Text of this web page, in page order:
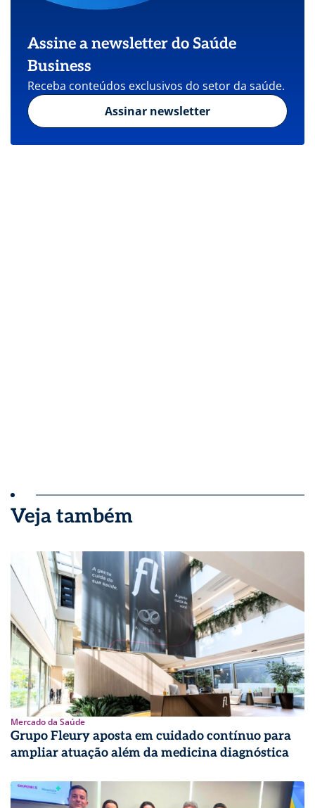
Assine a newsletter do Saúde
Business
Receba conteúdos exclusivos do setor da saúde.
Assinar newsletter
Veja também
Mercado da Saúde
Grupo Fleury aposta em cuidado contínuo para
ampliar atuação além da medicina diagnóstica